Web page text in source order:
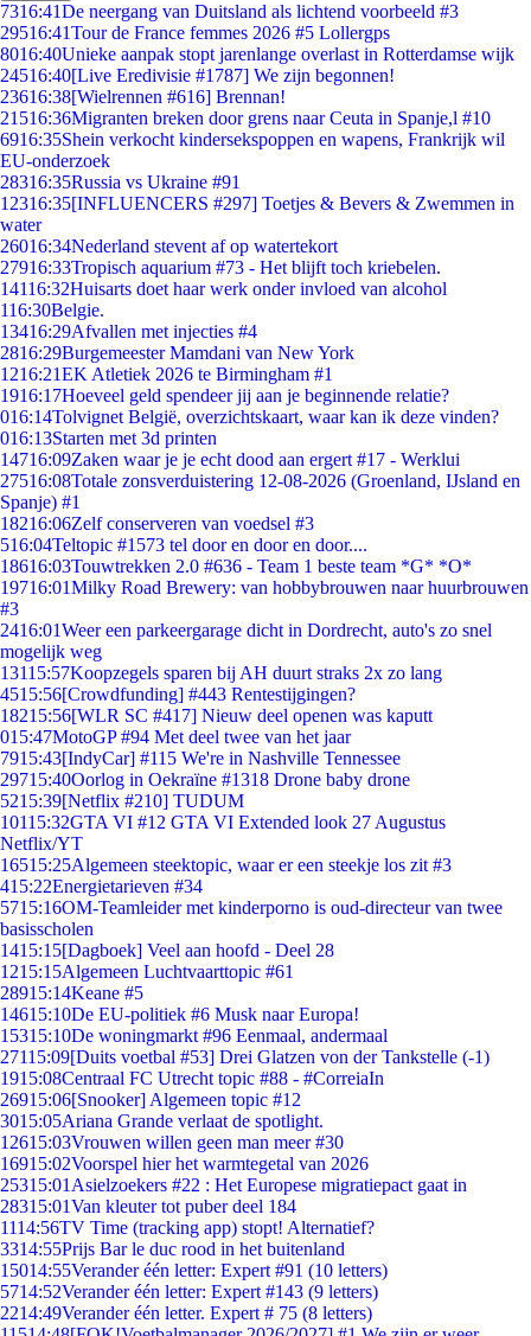
7316:41De neergang van Duitsland als lichtend voorbeeld #3
29516:41Tour de France femmes 2026 #5 Lollergps
8016:40Unieke aanpak stopt jarenlange overlast in Rotterdamse wijk
24516:40[Live Eredivisie #1787] We zijn begonnen!
23616:38[Wielrennen #616] Brennan!
21516:36Migranten breken door grens naar Ceuta in Spanje,l #10
6916:35Shein verkocht kindersekspoppen en wapens, Frankrijk wil
EU-onderzoek
28316:35Russia vs Ukraine #91
12316:35[INFLUENCERS #297] Toetjes & Bevers & Zwemmen in
water
26016:34Nederland stevent af op watertekort
27916:33Tropisch aquarium #73 - Het blijft toch kriebelen.
14116:32Huisarts doet haar werk onder invloed van alcohol
116:30Belgie.
13416:29Afvallen met injecties #4
2816:29Burgemeester Mamdani van New York
1216:21EK Atletiek 2026 te Birmingham #1
1916:17Hoeveel geld spendeer jij aan je beginnende relatie?
016:14Tolvignet België, overzichtskaart, waar kan ik deze vinden?
016:13Starten met 3d printen
14716:09Zaken waar je je echt dood aan ergert #17 - Werklui
27516:08Totale zonsverduistering 12-08-2026 (Groenland, IJsland en
Spanje) #1
18216:06Zelf conserveren van voedsel #3
516:04Teltopic #1573 tel door en door en door....
18616:03Touwtrekken 2.0 #636 - Team 1 beste team *G* *O*
19716:01Milky Road Brewery: van hobbybrouwen naar huurbrouwen
#3
2416:01Weer een parkeergarage dicht in Dordrecht, auto's zo snel
mogelijk weg
13115:57Koopzegels sparen bij AH duurt straks 2x zo lang
4515:56[Crowdfunding] #443 Rentestijgingen?
18215:56[WLR SC #417] Nieuw deel openen was kaputt
015:47MotoGP #94 Met deel twee van het jaar
7915:43[IndyCar] #115 We're in Nashville Tennessee
29715:40Oorlog in Oekraïne #1318 Drone baby drone
5215:39[Netflix #210] TUDUM
10115:32GTA VI #12 GTA VI Extended look 27 Augustus
Netflix/YT
16515:25Algemeen steektopic, waar er een steekje los zit #3
415:22Energietarieven #34
5715:16OM-Teamleider met kinderporno is oud-directeur van twee
basisscholen
1415:15[Dagboek] Veel aan hoofd - Deel 28
1215:15Algemeen Luchtvaarttopic #61
28915:14Keane #5
14615:10De EU-politiek #6 Musk naar Europa!
15315:10De woningmarkt #96 Eenmaal, andermaal
27115:09[Duits voetbal #53] Drei Glatzen von der Tankstelle (-1)
1915:08Centraal FC Utrecht topic #88 - #CorreiaIn
26915:06[Snooker] Algemeen topic #12
3015:05Ariana Grande verlaat de spotlight.
12615:03Vrouwen willen geen man meer #30
16915:02Voorspel hier het warmtegetal van 2026
25315:01 Asielzoekers #22 : Het Europese migratiepact gaat in
28315:01Van kleuter tot puber deel 184
1114:56TV Time (tracking app) stopt! Alternatief?
3314:55Prijs Bar le duc rood in het buitenland
15014:55Verander één letter: Expert #91 (10 letters)
5714:52Verander één letter: Expert #143 (9 letters)
2214:49Verander één letter. Expert # 75 (8 letters)